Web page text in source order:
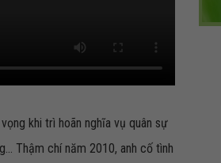
khi trì hoãn nghĩa vụ quân sự
Thậm chí năm 2010, anh cố tình